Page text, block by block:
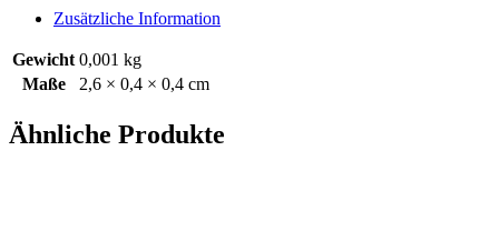
Zusätzliche Information
Gewicht 0,001 kg
Maße
2,6 × 0,4 × 0,4 cm
Ähnliche Produkte